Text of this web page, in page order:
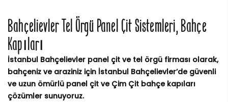
Bahçelievler Tel Örgü Panel Çit Sistemleri, Bahçe
Kapıları
İstanbul Bahçelievler panel çit ve tel örgü firması olarak,
bahçeniz ve araziniz için İstanbul Bahçelievler’de güvenli
ve uzun ömürlü panel çit ve Çim Çit bahçe kapıları
çözümler sunuyoruz.